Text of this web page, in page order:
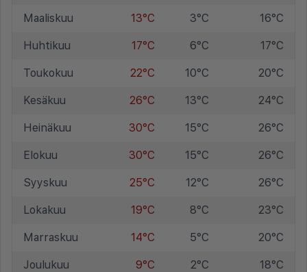
Maaliskuu 13°C 3°C 16°C
Huhtikuu 17°C 6°C 17°C
Toukokuu 22°C 10°C 20°C
Kesäkuu 26°C 13°C 24°C
Heinäkuu 30°C 15°C 26°C
Elokuu 30°C 15°C 26°C
Syyskuu 25°C 12°C 26°C
Lokakuu 19°C 8°C 23°C
Marraskuu 14°C 5°C 20°C
Joulukuu 9°C 2°C 18°C